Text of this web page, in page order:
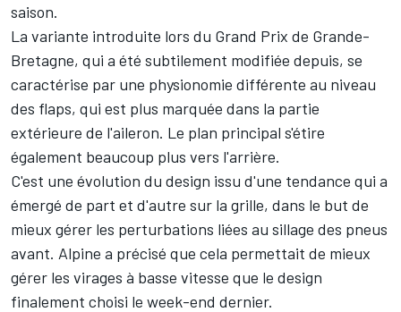
saison.
La variante introduite lors du Grand Prix de Grande-
Bretagne, qui a été subtilement modifiée depuis, se
caractérise par une physionomie différente au niveau
des flaps, qui est plus marquée dans la partie
extérieure de l'aileron. Le plan principal s'étire
également beaucoup plus vers l'arrière.
C'est une évolution du design issu d'une tendance qui a
émergé de part et d'autre sur la grille, dans le but de
mieux gérer les perturbations liées au sillage des pneus
avant. Alpine a précisé que cela permettait de mieux
gérer les virages à basse vitesse que le design
finalement choisi le week-end dernier.